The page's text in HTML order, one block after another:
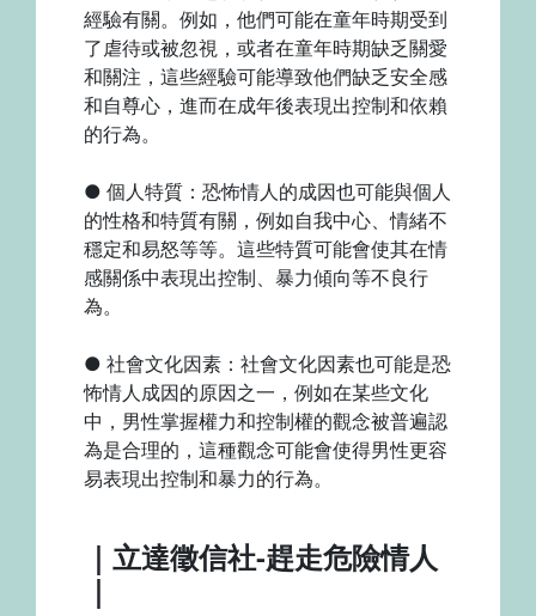
經驗有關。例如，他們可能在童年時期受到
了虐待或被忽視，或者在童年時期缺乏關愛
和關注，這些經驗可能導致他們缺乏安全感
和自尊心，進而在成年後表現出控制和依賴
的行為。
● 個人特質：恐怖情人的成因也可能與個人
的性格和特質有關，例如自我中心、情緒不
穩定和易怒等等。這些特質可能會使其在情
感關係中表現出控制、暴力傾向等不良行
為。
● 社會文化因素：社會文化因素也可能是恐
怖情人成因的原因之一，例如在某些文化
中，男性掌握權力和控制權的觀念被普遍認
為是合理的，這種觀念可能會使得男性更容
易表現出控制和暴力的行為。
｜立達徵信社-趕走危險情人
｜